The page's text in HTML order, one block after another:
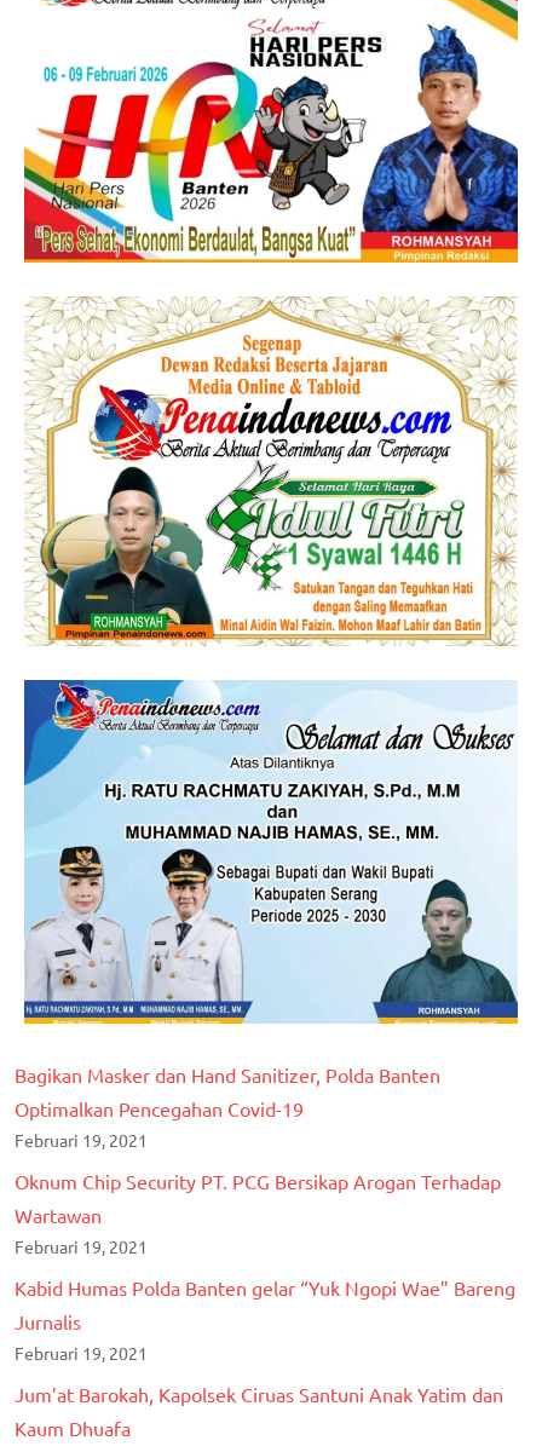
Bagikan Masker dan Hand Sanitizer, Polda Banten
Optimalkan Pencegahan Covid-19
Februari 19, 2021
Oknum Chip Security PT. PCG Bersikap Arogan Terhadap
Wartawan
Februari 19, 2021
Kabid Humas Polda Banten gelar “Yuk Ngopi Wae” Bareng
Jurnalis
Februari 19, 2021
Jum’at Barokah, Kapolsek Ciruas Santuni Anak Yatim dan
Kaum Dhuafa